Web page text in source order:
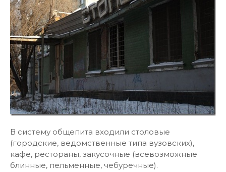
В систему общепита входили столовые
(городские, ведомственные типа вузовских),
кафе, рестораны, закусочные (всевозможные
блинные, пельменные, чебуречные).